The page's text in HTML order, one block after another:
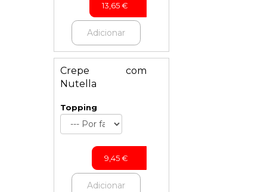
13,65€
Adicionar
Crepe com
Nutella
Topping
9,45€
Adicionar